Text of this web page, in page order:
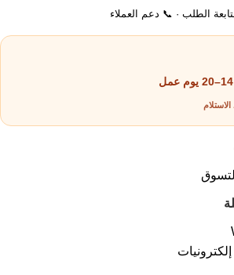
الطلب · 📞 دعم العملاء
14–20 يوم عمل
إلكترونيات